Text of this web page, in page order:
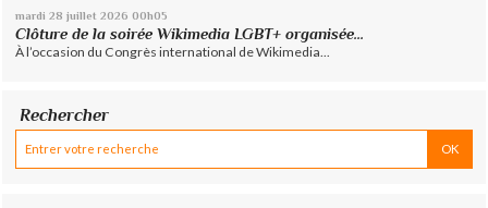
mardi 28 juillet 2026 00h05
Clôture de la soirée Wikimedia LGBT+ organisée...
À l’occasion du Congrès international de Wikimedia...
Rechercher